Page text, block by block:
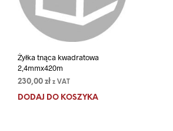
Żyłka tnąca kwadratowa
2,4mmx420m
230,00 zł z VAT
DODAJ DO KOSZYKA